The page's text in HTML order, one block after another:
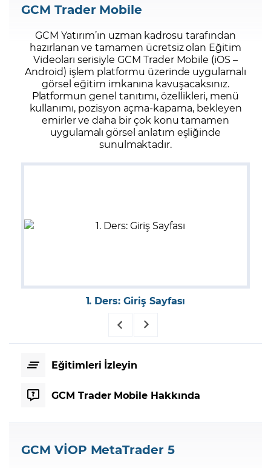
GCM Trader Mobile
GCM Yatırım’ın uzman kadrosu tarafından
hazırlanan ve tamamen ücretsiz olan Eğitim
Videoları serisiyle GCM Trader Mobile (iOS –
Android) işlem platformu üzerinde uygulamalı
görsel eğitim imkanına kavuşacaksınız.
Platformun genel tanıtımı, özellikleri, menü
kullanımı, pozisyon açma-kapama, bekleyen
emirler ve daha bir çok konu tamamen
uygulamalı görsel anlatım eşliğinde
sunulmaktadır.
1. Ders: Giriş Sayfası
Eğitimleri İzleyin
GCM Trader Mobile Hakkında
GCM VİOP MetaTrader 5